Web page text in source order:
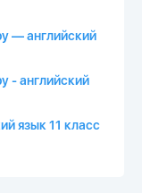
— английский
- английский
язык 11 класс